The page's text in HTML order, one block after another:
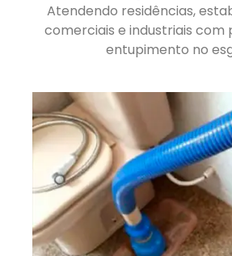
Atendendo residências,
comerciais e industriais com
entupimento no